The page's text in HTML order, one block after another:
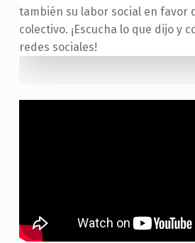
también su labor social en favor
colectivo. ¡Escucha lo que dijo y
redes sociales!